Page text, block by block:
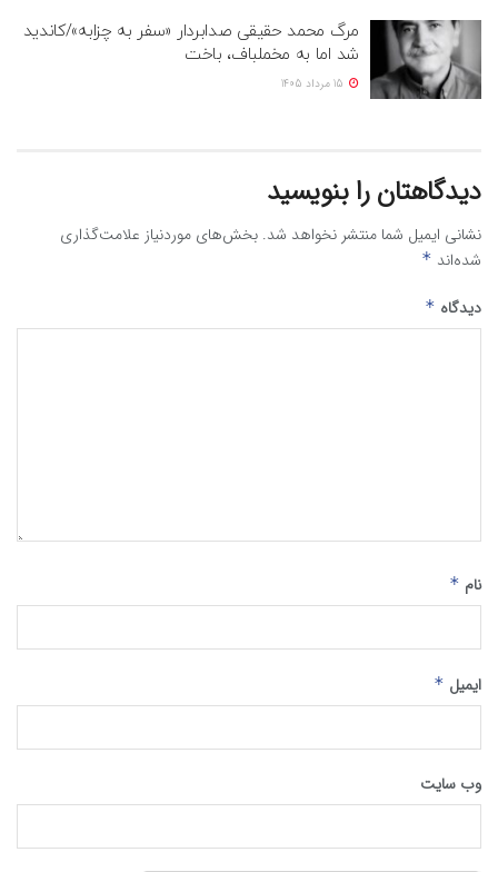
مرگ محمد حقیقی صدابردار «سفر به چزابه»/کاندید
شد اما به مخملباف، باخت
دیدگاهتان را بنویسید
نشانی ایمیل شما منتشر نخواهد شد. بخش‌های موردنیاز علامت‌گذاری
شده‌اند *
دیدگاه *
نام *
ایمیل *
وب‌ سایت